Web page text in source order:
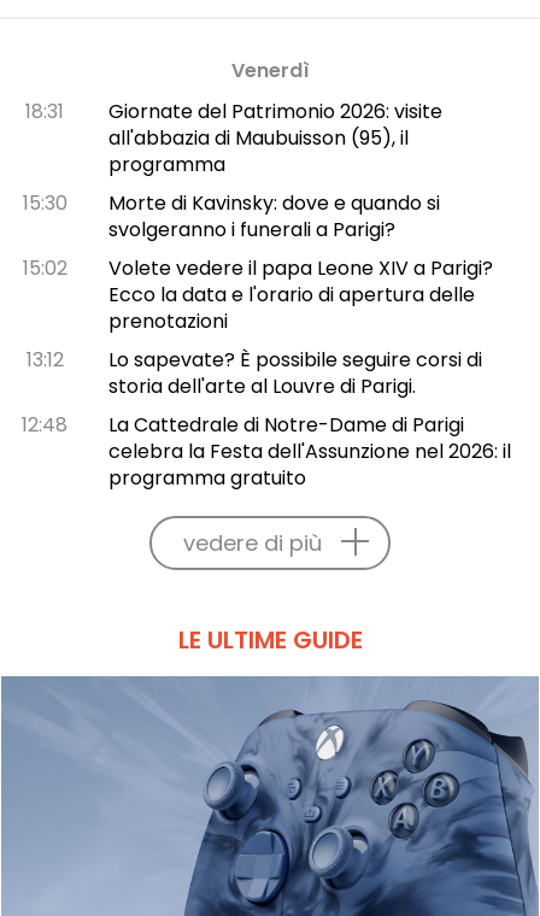
Venerdì
18:31
Giornate del Patrimonio 2026: visite
all'abbazia di Maubuisson (95), il
programma
15:30
Morte di Kavinsky: dove e quando si
svolgeranno i funerali a Parigi?
15:02
Volete vedere il papa Leone XIV a Parigi?
Ecco la data e l'orario di apertura delle
prenotazioni
13:12
Lo sapevate? È possibile seguire corsi di
storia dell'arte al Louvre di Parigi.
12:48
La Cattedrale di Notre-Dame di Parigi
celebra la Festa dell'Assunzione nel 2026: il
programma gratuito
vedere di più
LE ULTIME GUIDE